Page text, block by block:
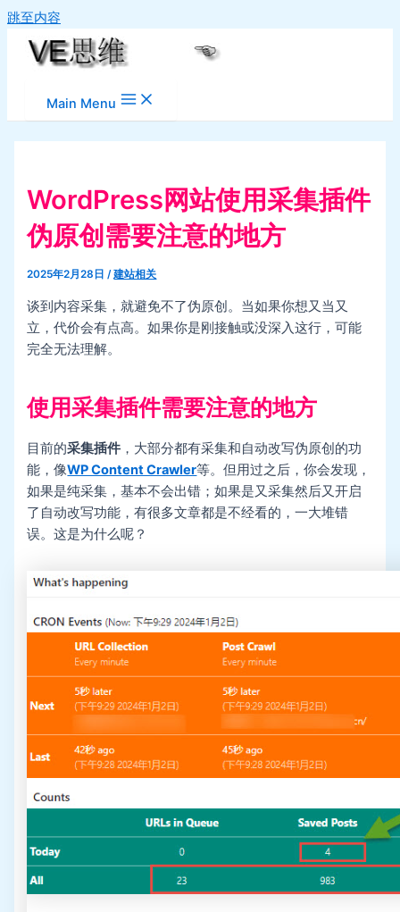
跳至内容
Main Menu
WordPress网站使用采集插件
伪原创需要注意的地方
2025年2月28日/建站相关
谈到内容采集，就避免不了伪原创。当如果你想又当又
立，代价会有点高。如果你是刚接触或没深入这行，可能
完全无法理解。
使用采集插件需要注意的地方
目前的采集插件 ，大部分都有采集和自动改写伪原创的功
能，像WP Content Crawler等。但用过之后，你会发现，
如果是纯采集，基本不会出错；如果是又采集然后又开启
了自动改写功能，有很多文章都是不经看的，一大堆错
误。这是为什么呢？